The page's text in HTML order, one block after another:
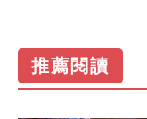
推薦閱讀